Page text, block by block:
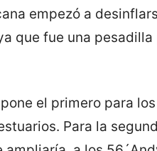
empezó a
que fue una
el primero para
Para la